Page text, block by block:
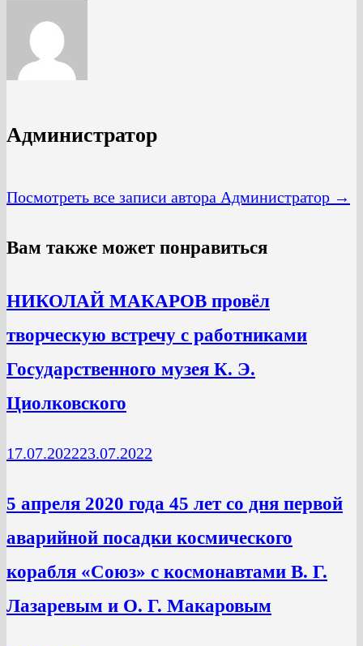
Администратор
Посмотреть все записи автора Администратор →
Вам также может понравиться
НИКОЛАЙ МАКАРОВ провёл
творческую встречу с работниками
Государственного музея К. Э.
Циолковского
17.07.202223.07.2022
5 апреля 2020 года 45 лет со дня первой
аварийной посадки космического
корабля «Союз» с космонавтами В. Г.
Лазаревым и О. Г. Макаровым